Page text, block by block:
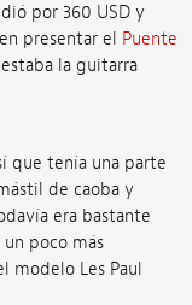
por 360 USD y
presentar el Puente
la guitarra
que tenía una parte
de caoba y
era bastante
poco más
modelo Les Paul